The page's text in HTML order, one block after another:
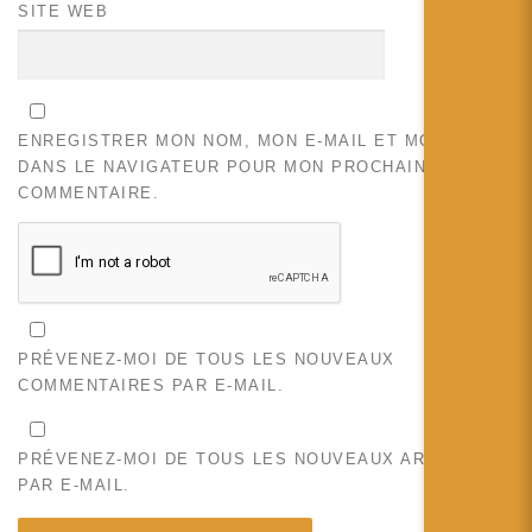
SITE WEB
ENREGISTRER MON NOM, MON E-MAIL ET MON SITE
DANS LE NAVIGATEUR POUR MON PROCHAIN
COMMENTAIRE.
PRÉVENEZ-MOI DE TOUS LES NOUVEAUX
COMMENTAIRES PAR E-MAIL.
PRÉVENEZ-MOI DE TOUS LES NOUVEAUX ARTICLES
PAR E-MAIL.